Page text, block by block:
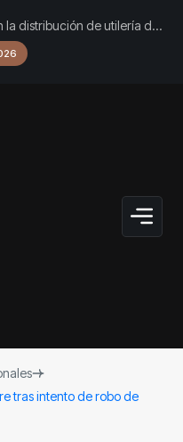
la distribución de utilería de
escolar 2026-2027
tras intento de robo de